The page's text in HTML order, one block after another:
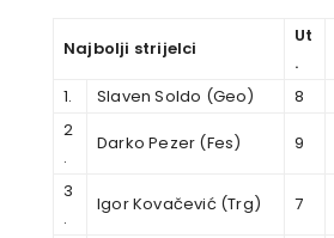
Najbolji strijelci
Ut
.
1.
Slaven Soldo (Geo) 8
2
.
Darko Pezer (Fes) 9
3
.
Igor Kovačević (Trg) 7